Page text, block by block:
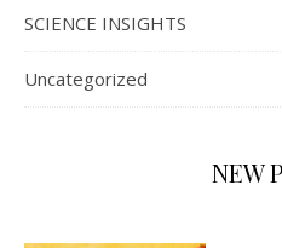
SCIENCE INSIGHTS
Uncategorized
NEW